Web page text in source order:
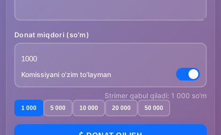
Donat miqdori (so'm)
Komissiyani o'zim to'layman
Strimer qabul qiladi: 1 000 so'm
1 000 5 000 10 000 20 000 50 000